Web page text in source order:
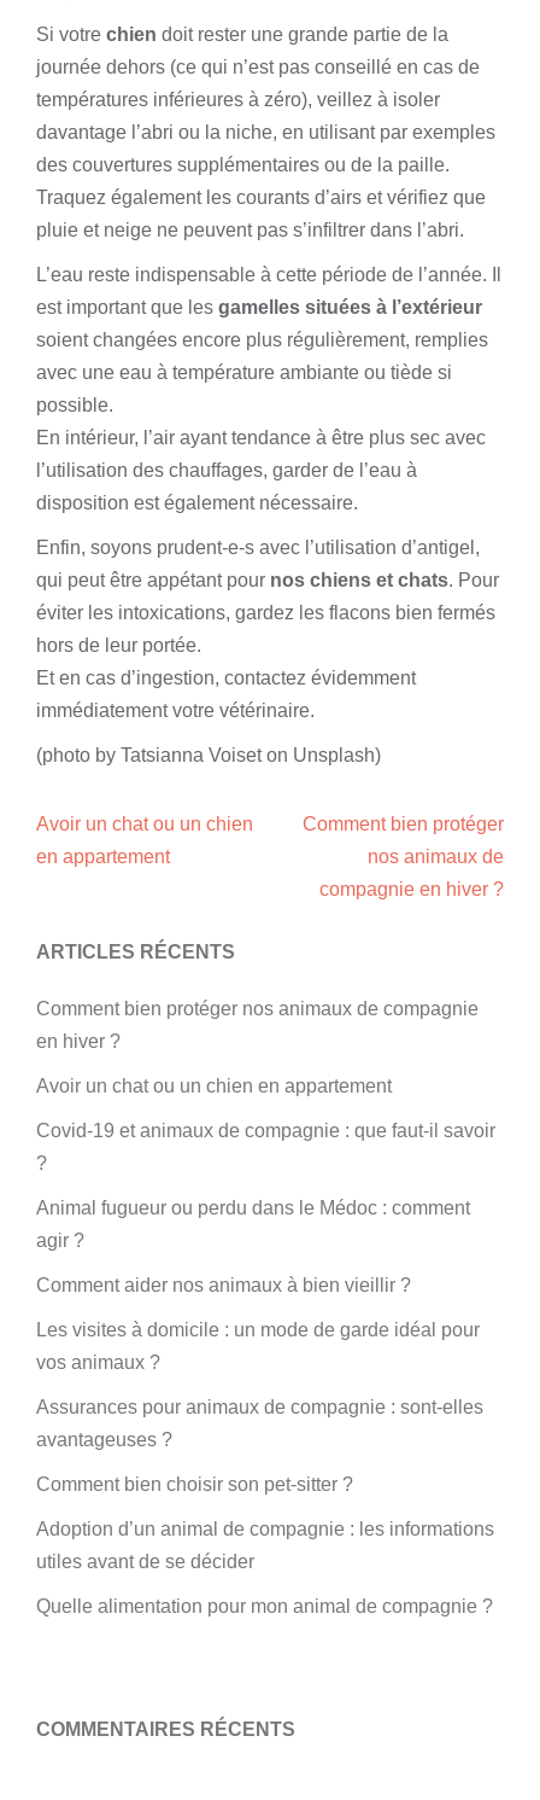
Si votre chien doit rester une grande partie de la
journée dehors (ce qui n’est pas conseillé en cas de
températures inférieures à zéro), veillez à isoler
davantage l’abri ou la niche, en utilisant par exemples
des couvertures supplémentaires ou de la paille.
Traquez également les courants d’airs et vérifiez que
pluie et neige ne peuvent pas s’infiltrer dans l’abri.
L’eau reste indispensable à cette période de l’année. Il
est important que les gamelles situées à l’extérieur
soient changées encore plus régulièrement, remplies
avec une eau à température ambiante ou tiède si
possible.
En intérieur, l’air ayant tendance à être plus sec avec
l’utilisation des chauffages, garder de l’eau à
disposition est également nécessaire.
Enfin, soyons prudent-e-s avec l’utilisation d’antigel,
qui peut être appétant pour nos chiens et chats. Pour
éviter les intoxications, gardez les flacons bien fermés
hors de leur portée.
Et en cas d’ingestion, contactez évidemment
immédiatement votre vétérinaire.
(photo by Tatsianna Voiset on Unsplash)
NAVIGATION
Avoir un chat ou un chien
en appartement
Comment bien protéger
nos animaux de
compagnie en hiver ?
ARTICLES RÉCENTS
Comment bien protéger nos animaux de compagnie
en hiver ?
Avoir un chat ou un chien en appartement
Covid-19 et animaux de compagnie : que faut-il savoir
?
Animal fugueur ou perdu dans le Médoc : comment
agir ?
Comment aider nos animaux à bien vieillir ?
Les visites à domicile : un mode de garde idéal pour
vos animaux ?
Assurances pour animaux de compagnie : sont-elles
avantageuses ?
Comment bien choisir son pet-sitter ?
Adoption d’un animal de compagnie : les informations
utiles avant de se décider
Quelle alimentation pour mon animal de compagnie ?
COMMENTAIRES RÉCENTS